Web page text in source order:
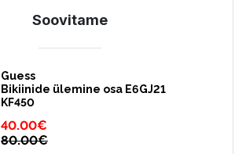
Soovitame
Guess
Bikiinide ülemine osa E6GJ21
KF450
40.00€
80.00€